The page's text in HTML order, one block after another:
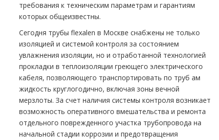
требования к техническим параметрам и гарантиям
которых общеизвестны.
Сегодня тpубы flехalеn в Москве снабжены не только
изоляцией и системой контроля за состоянием
увлажнения изоляции, но и отработанной технологией
прокладки в теплоизоляции греющего электрического
кабеля, позволяющего транспортировать по тpуб ам
жидкость круглогодично, включая зоны вечной
мерзлоты. За счет наличия системы контроля возникает
возможность оперативного вмешательства и ремонта
отдельного поврежденного участка тpубопровода на
начальной стадии коррозии и предотвращения